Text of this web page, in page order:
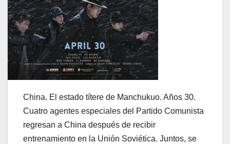
China. El estado títere de Manchukuo. Años 30.
Cuatro agentes especiales del Partido Comunista
regresan a China después de recibir
entrenamiento en la Unión Soviética. Juntos, se